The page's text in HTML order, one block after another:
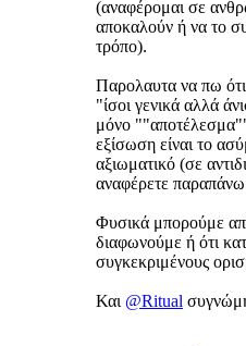
(αναφέρομαι σε
αποκαλούν ή να το
τρόπο).
Παρολαυτα να πω
"ίσοι γενικά αλλά
μόνο
εξίσωση είναι το
αξιωματικό (σε
αναφέρετε παραπάνω
Φυσικά μπορούμε
διαφωνούμε ή ότι
συγκεκριμένους
Και @Ritual